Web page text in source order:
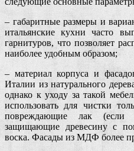
– габаритные размеры и
итальянские кухни часто
гарнитуров, что позволяет
наиболее удобным образом;
– материал корпуса и
Италии из натурального
однако к уходу за такой
использовать для чистки
повреждающие лак (если
защищающие древесину с
воска. Фасады из МДФ более